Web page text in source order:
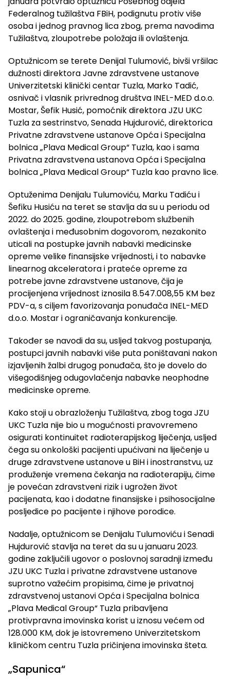
Federalnog tužilaštva FBiH, podignutu protiv više
osoba i jednog pravnog lica zbog, prema navodima
Tužilaštva, zloupotrebe položaja ili ovlaštenja.
Optužnicom se terete Denijal Tulumović, bivši vršilac
dužnosti direktora Javne zdravstvene ustanove
Univerzitetski klinički centar Tuzla, Marko Tadić,
osnivač i vlasnik privrednog društva INEL-MED d.o.o.
Mostar, Šefik Husić, pomoćnik direktora JZU UKC
Tuzla za sestrinstvo, Senada Hujdurović, direktorica
Privatne zdravstvene ustanove Opća i Specijalna
bolnica „Plava Medical Group“ Tuzla, kao i sama
Privatna zdravstvena ustanova Opća i Specijalna
bolnica „Plava Medical Group“ Tuzla kao pravno lice.
Optuženima Denijalu Tulumoviću, Marku Tadiću i
Šefiku Husiću na teret se stavlja da su u periodu od
2022. do 2025. godine, zloupotrebom službenih
ovlaštenja i međusobnim dogovorom, nezakonito
uticali na postupke javnih nabavki medicinske
opreme velike finansijske vrijednosti, i to nabavke
linearnog akceleratora i prateće opreme za
potrebe javne zdravstvene ustanove, čija je
procijenjena vrijednost iznosila 8.547.008,55 KM bez
PDV-a, s ciljem favorizovanja ponuđača INEL-MED
d.o.o. Mostar i ograničavanja konkurencije.
Također se navodi da su, usljed takvog postupanja,
postupci javnih nabavki više puta poništavani nakon
izjavljenih žalbi drugog ponuđača, što je dovelo do
višegodišnjeg odugovlačenja nabavke neophodne
medicinske opreme.
Kako stoji u obrazloženju Tužilaštva, zbog toga JZU
UKC Tuzla nije bio u mogućnosti pravovremeno
osigurati kontinuitet radioterapijskog liječenja, usljed
čega su onkološki pacijenti upućivani na liječenje u
druge zdravstvene ustanove u BiH i inostranstvu, uz
produženje vremena čekanja na radioterapiju, čime
je povećan zdravstveni rizik i ugrožen život
pacijenata, kao i dodatne finansijske i psihosocijalne
posljedice po pacijente i njihove porodice.
Nadalje, optužnicom se Denijalu Tulumoviću i Senadi
Hujdurović stavlja na teret da su u januaru 2023.
godine zaključili ugovor o poslovnoj saradnji između
JZU UKC Tuzla i privatne zdravstvene ustanove
suprotno važećim propisima, čime je privatnoj
zdravstvenoj ustanovi Opća i Specijalna bolnica
„Plava Medical Group“ Tuzla pribavljena
protivpravna imovinska korist u iznosu većem od
128.000 KM, dok je istovremeno Univerzitetskom
kliničkom centru Tuzla pričinjena imovinska šteta.
„Sapunica“